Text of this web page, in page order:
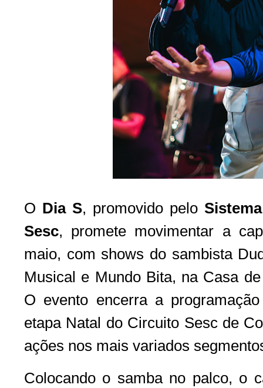
O Dia S, promovido pelo
Sesc, promete movimentar a
maio, com shows do sambista
Musical e Mundo Bita, na Casa
O evento encerra a
etapa Natal do Circuito Sesc de
ações nos mais variados
Colocando o samba no palco, o